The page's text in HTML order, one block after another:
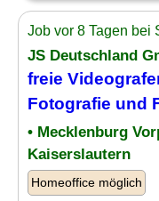
Job vor 8 Tagen bei
JS Deutschland
freie
Fotografie und
• Mecklenburg
Kaiserslautern
Homeoffice möglich